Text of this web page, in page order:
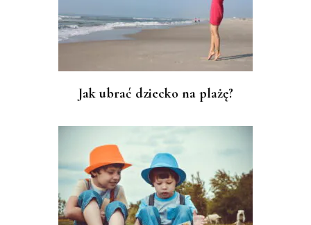
Jak ubrać dziecko na plażę?